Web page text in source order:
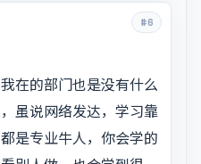
#6
在的部门也是没有什么
虽说网络发达，学习靠
是专业牛人，你会学的